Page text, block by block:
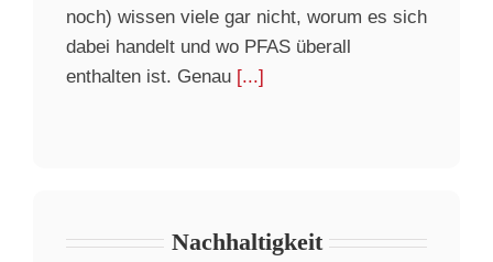
noch) wissen viele gar nicht, worum es sich
dabei handelt und wo PFAS überall
enthalten ist. Genau[...]
Nachhaltigkeit